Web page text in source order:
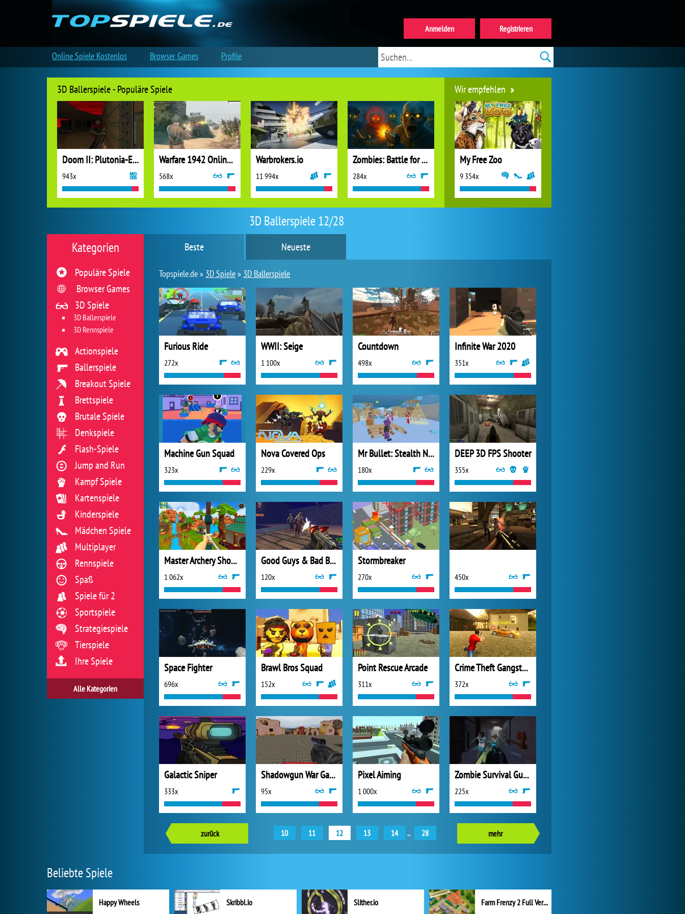
3D Ballerspiele 12/28
Beste Neueste
Topspiele.de » 3D Spiele» 3D Ballerspiele
Furious Ride
272x
WWII: Seige
1 100x
Countdown
498x
Infinite War 2020
351x
Machine Gun Squad
323x
Nova Covered Ops
229x
Mr Bullet: Stealth Ninja Killstreak
180x
DEEP 3D FPS Shooter
355x
Master Archery Shooting
1 062x
Good Guys & Bad Boys Zombie Survival
120x
Stormbreaker
270x 450x
Space Fighter
696x
Brawl Bros Squad
152x
Point Rescue Arcade
311x
Crime Theft Gangster Paradise
372x
Galactic Sniper
333x
Shadowgun War Game
95x
Pixel Aiming
1 000x
Zombie Survival Gun 3D
225x
zurück 10 11 12 13 14 .. 28 mehr
Kategorien
Populäre Spiele
Browser Games
3D Spiele
3D Ballerspiele
3D Rennspiele
Actionspiele
Ballerspiele
Breakout Spiele
Brettspiele
Brutale Spiele
Denkspiele
Flash-Spiele
Jump and Run
Kampf Spiele
Kartenspiele
Kinderspiele
Mädchen Spiele
Multiplayer
Rennspiele
Spaß
Spiele für 2
Sportspiele
Strategiespiele
Tierspiele
Ihre Spiele
Alle Kategorien
3D Ballerspiele - Populäre Spiele
Doom II: Plutonia-Experiment
943x
Warfare 1942 Online Shooter
568x
Warbrokers.io
11 994x
Zombies: Battle for Survival
284x
Wir empfehlen
My Free Zoo
9 354x
Zoo 2: Animal Park
World of Tanks
Beliebte Spiele
Happy Wheels Skribbl.io Slither.io Farm Frenzy 2 Full Version
Registrieren
Anmelden
Online Spiele Kostenlos Browser Games Profile